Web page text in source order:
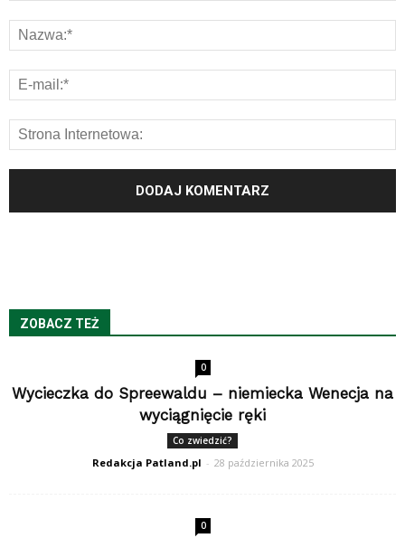
ZOBACZ TEŻ
0
Wycieczka do Spreewaldu – niemiecka Wenecja na
wyciągnięcie ręki
Co zwiedzić?
Redakcja Patland.pl - 28 października 2025
0